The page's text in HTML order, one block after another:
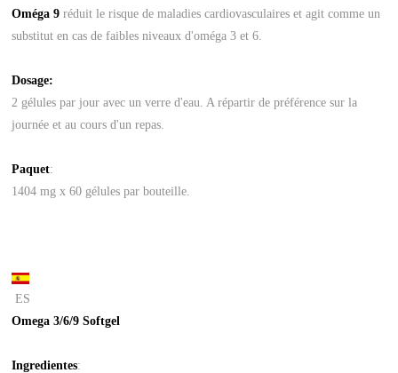
Oméga 9 réduit le risque de maladies cardiovasculaires et agit comme un
substitut en cas de faibles niveaux d'oméga 3 et 6.
Dosage:
2 gélules par jour avec un verre d'eau. A répartir de préférence sur la
journée et au cours d'un repas.
Paquet:
1404 mg x 60 gélules par bouteille.
ES
Omega 3/6/9 Softgel
Ingredientes: